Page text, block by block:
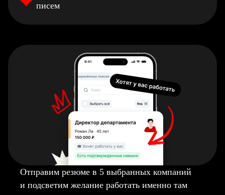
писем
Отправим резюме в 5 выбранных компаний
и подсветим желание работать именно там